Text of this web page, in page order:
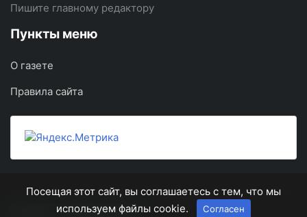
Пишите главному редактору
Пункты меню
О газете
Правила сайта
Правила сайта
Посещая этот сайт, вы соглашаетесь с тем, что мы
используем файлы cookie.
Согласен